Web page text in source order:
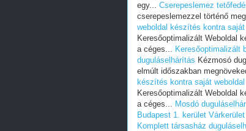
egy... Cserepeslemez
cserepeslemezzel történő
weboldal készítés kontra
Keresőoptimalizált Weboldal
a céges... Keresőoptimalizált
duguláselhárítás Kézmosó
elmúlt időszakban
készítés kontra saját
Keresőoptimalizált Weboldal
a céges... Mosdó
Budapest 1. kerület Várkerület
Komplett társasház